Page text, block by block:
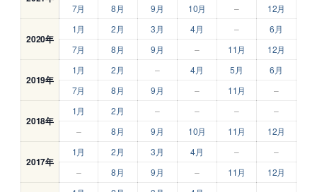
7月
8月 9月 10月 – 12月
2020年
1月 2月 3月 4月 –
6月
7月
8月 9月 – 11月 12月
2019年
1月 2月 – 4月 5月
6月
7月
8月 9月 – 11月 –
2018年
1月 2月 – – –
–
–
8月 9月 10月 11月 12月
2017年
1月 2月 3月 4月 –
–
–
8月 9月 – 11月 12月